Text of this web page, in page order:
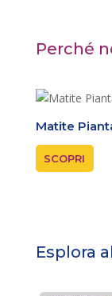
Perché
Matite
SCOPRI
Esplora